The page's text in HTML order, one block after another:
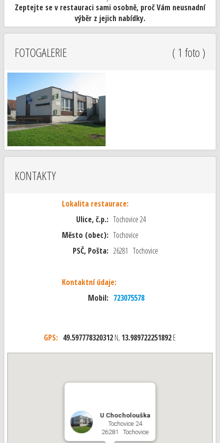
Zeptejte se v restauraci sami osobně, proč Vám neusnadní
výběr z jejich nabídky.
FOTOGALERIE ( 1 foto )
KONTAKTY
Lokalita restaurace:
Ulice, č.p.: Tochovice 24
Město (obec): Tochovice
PSČ, Pošta: 26281 Tochovice
Kontaktní údaje:
Mobil: 723075578
GPS: 49.597778320312N,13.989722251892E
U Chocholouška
Tochovice 24
26281 Tochovice